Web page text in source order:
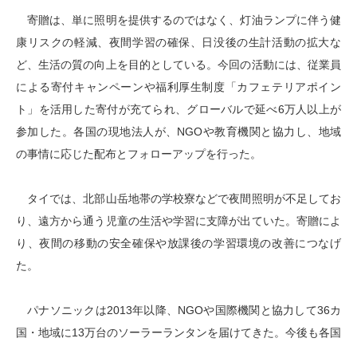
寄贈は、単に照明を提供するのではなく、灯油ランプに伴う健
康リスクの軽減、夜間学習の確保、日没後の生計活動の拡大な
ど、生活の質の向上を目的としている。今回の活動には、従業員
による寄付キャンペーンや福利厚生制度「カフェテリアポイン
ト」を活用した寄付が充てられ、グローバルで延べ6万人以上が
参加した。各国の現地法人が、NGOや教育機関と協力し、地域
の事情に応じた配布とフォローアップを行った。
タイでは、北部山岳地帯の学校寮などで夜間照明が不足してお
り、遠方から通う児童の生活や学習に支障が出ていた。寄贈によ
り、夜間の移動の安全確保や放課後の学習環境の改善につなげ
た。
パナソニックは2013年以降、NGOや国際機関と協力して36カ
国・地域に13万台のソーラーランタンを届けてきた。今後も各国